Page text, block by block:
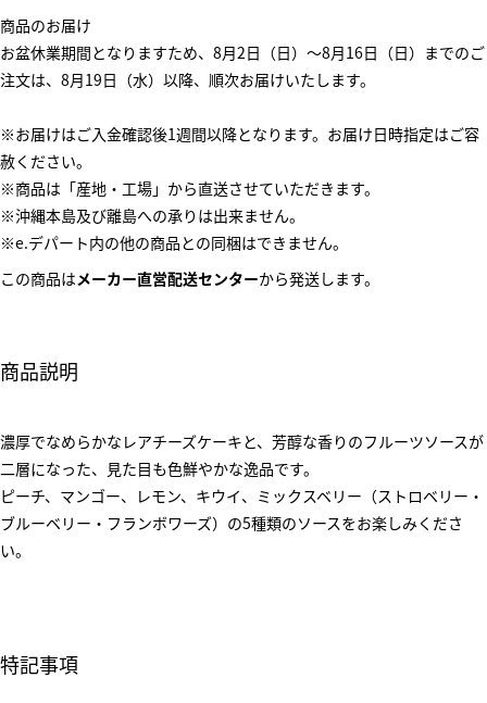
商品のお届け
お盆休業期間となりますため、8月2日（日）～8月16日（日）までのご
注文は、8月19日（水）以降、順次お届けいたします。
※お届けはご入金確認後1週間以降となります。お届け日時指定はご容
赦ください。
※商品は「産地・工場」から直送させていただきます。
※沖縄本島及び離島への承りは出来ません。
※e.デパート内の他の商品との同梱はできません。
この商品はメーカー直営配送センターから発送します。
商品説明
濃厚でなめらかなレアチーズケーキと、芳醇な香りのフルーツソースが
二層になった、見た目も色鮮やかな逸品です。
ピーチ、マンゴー、レモン、キウイ、ミックスベリー（ストロベリー・
ブルーベリー・フランボワーズ）の5種類のソースをお楽しみくださ
い。
特記事項